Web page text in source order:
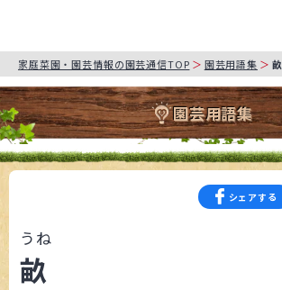
家庭菜園・園芸情報の園芸通信TOP 園芸用語集 畝
園芸用語集
シェアする
うね
畝